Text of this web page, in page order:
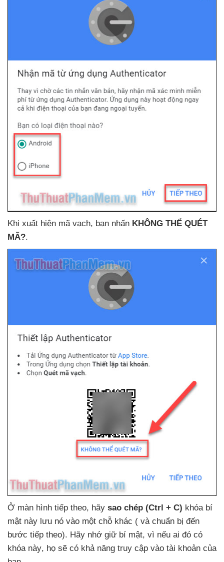
Khi xuất hiện mã vạch, bạn nhấn KHÔNG THỂ QUÉT
MÃ?.
Ở màn hình tiếp theo, hãy sao chép (Ctrl + C) khóa bí
mật này lưu nó vào một chỗ khác ( và chuẩn bị đến
bước tiếp theo). Hãy nhớ giữ bí mật, vì nếu ai đó có
khóa này, họ sẽ có khả năng truy cập vào tài khoản của